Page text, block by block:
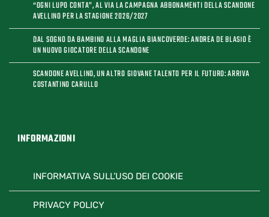
“OGNI LUPO CONTA”, AL VIA LA CAMPAGNA ABBONAMENTI DELLA SCANDONE
AVELLINO PER LA STAGIONE 2026/2027
DAL SOGNO DA BAMBINO ALLA MAGLIA BIANCOVERDE: ANDREA DE BLASIO È
UN NUOVO GIOCATORE DELLA SCANDONE
SCANDONE AVELLINO, UN ALTRO GIOVANE TALENTO PER IL FUTURO: ARRIVA
COSTANTINO CARULLO
INFORMAZIONI
INFORMATIVA SULL’USO DEI COOKIE
PRIVACY POLICY